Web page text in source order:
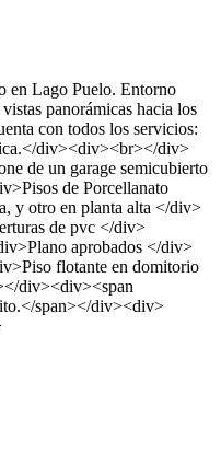
en Lago Puelo. Entorno
panorámicas hacia los
con todos los servicios:
div><div><br></div>
de un garage semicubierto
de Porcellanato
y otro en planta alta </div>
de pvc </div>
aprobados </div>
flotante en domitorio
div><div><span
span></div><div>